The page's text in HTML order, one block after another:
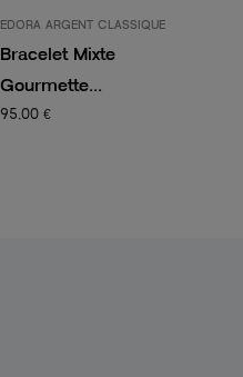
PANDORA
Charm Femme PANDORA
CLIP...
14,50 €